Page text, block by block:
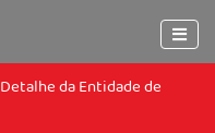
Detalhe da Entidade de